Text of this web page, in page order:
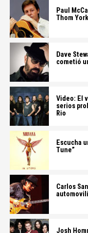
Paul
Thom
Dave
cometió
Video: El
serios
Rio
Escucha
Tune”
Carlos
Josh